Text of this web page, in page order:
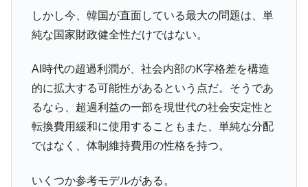
しかし今、韓国が直面している最大の問題は、単
純な国家財政健全性だけではない。
AI時代の超過利潤が、社会内部のK字格差を構造
的に拡大する可能性があるという点だ。そうであ
るなら、超過利益の一部を現世代の社会安定性と
転換費用緩和に使用することもまた、単純な分配
ではなく、体制維持費用の性格を持つ。
いくつか参考モデルがある。